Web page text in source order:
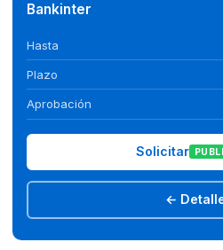
Bankinter
Hasta
Plazo
Aprobación
Solicitar
←